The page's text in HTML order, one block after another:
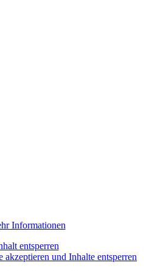
Informationen
entsperren
und Inhalte entsperren